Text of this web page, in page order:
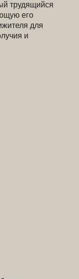
трудящийся
его
для
и